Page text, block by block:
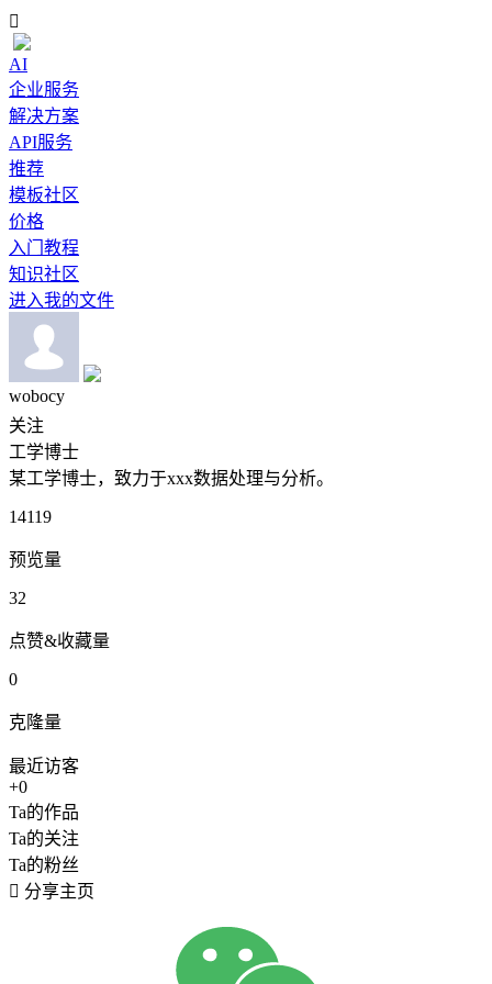

AI
企业服务
解决方案
API服务
推荐
模板社区
价格
入门教程
知识社区
进入我的文件
wobocy
关注
工学博士
某工学博士，致力于xxx数据处理与分析。
14119
预览量
32
点赞&收藏量
0
克隆量
最近访客
+0
Ta的作品
Ta的关注
Ta的粉丝
 分享主页